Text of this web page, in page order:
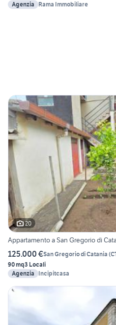
Agenzia
Rama Immobiliare
20
Appartamento a San Gregorio di
125.000 €San Gregorio di Catania (
90 mq3 Locali
Agenzia
Incipitcasa